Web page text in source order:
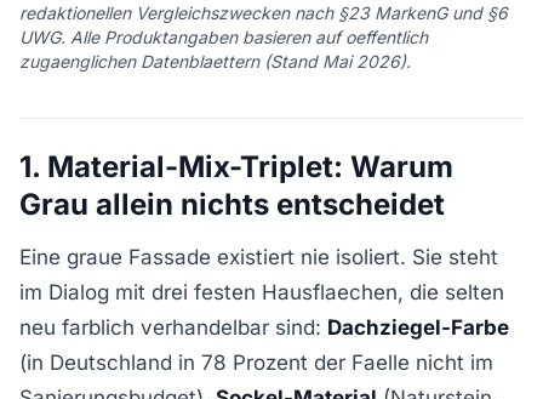
redaktionellen Vergleichszwecken nach §23 MarkenG und §6
UWG. Alle Produktangaben basieren auf oeffentlich
zugaenglichen Datenblaettern (Stand Mai 2026).
1. Material-Mix-Triplet: Warum
Grau allein nichts entscheidet
Eine graue Fassade existiert nie isoliert. Sie steht
im Dialog mit drei festen Hausflaechen, die selten
neu farblich verhandelbar sind: Dachziegel-Farbe
(in Deutschland in 78 Prozent der Faelle nicht im